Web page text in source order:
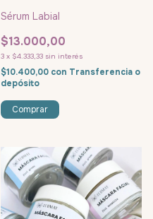
Sérum Labial
$13.000,00
3 x $4.333,33 sin interés
$10.400,00 con Transferencia o
depósito